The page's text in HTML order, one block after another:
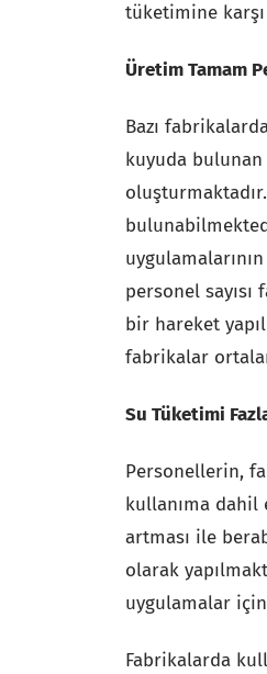
tüketimine
Üretim Tamam
Bazı
kuyuda bulunan
personel
bir hareket
fabrikalar
Su Tüketimi
Personellerin,
kullanıma dahil
artması ile
olarak
uygulamalar
Fabrikalarda